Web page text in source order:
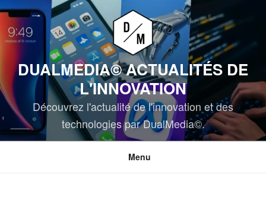
Aller
au
contenu
DUALMEDIA© ACTUALITÉS DE
L'INNOVATION
Découvrez l'actualité de l'innovation et des
technologies par DualMedia©.
Menu